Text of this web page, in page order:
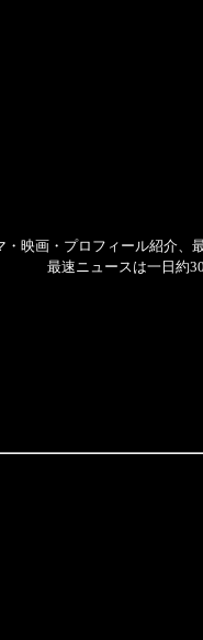
映画・プロフィール紹介、
最速ニュースは一日約